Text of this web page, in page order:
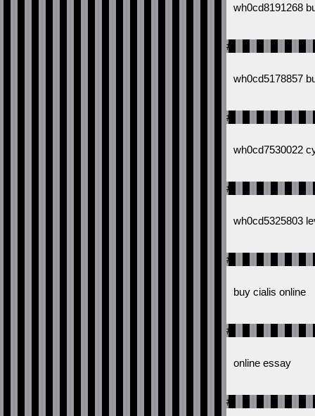
wh0cd8191268
#
wh0cd5178857
#
wh0cd7530022
#
wh0cd5325803
#
buy cialis online
#
online essay
#